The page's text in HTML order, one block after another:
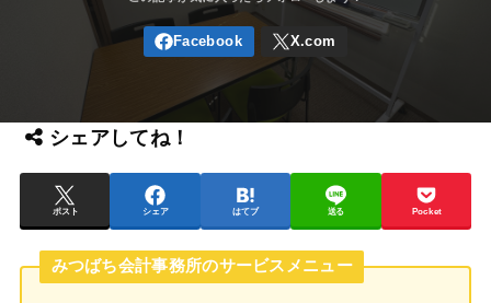
シェアしてね！
ポスト シェア はてブ 送る Pocket
みつばち会計事務所のサービスメニュー